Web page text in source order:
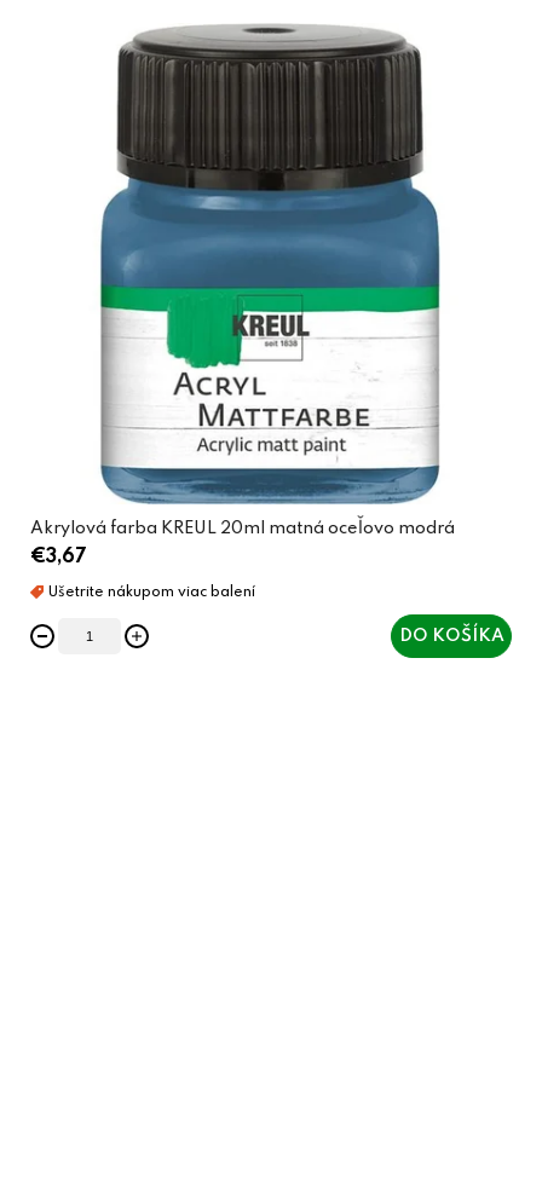
Akrylová farba KREUL 20ml matná oceľovo modrá
€3,67
DO KOŠÍKA